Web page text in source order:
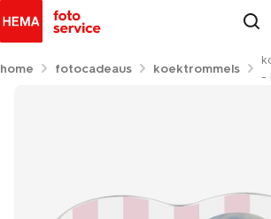
home fotocadeaus koektrommels
-